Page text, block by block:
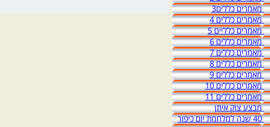
מאמרים כללים3
מאמרים כללים 4
מאמרים כלליים 5
מאמרים כללים 6
מאמרים כללים 7
מאמרים כללים 8
מאמרים כללים 9
מאמרים כללים 10
מאמרים כללים 11
מבצע צוק איתן
40 שנה למלחמת יום כיפור